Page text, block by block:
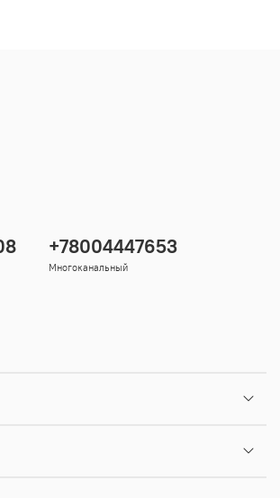
+78004447653
Многоканальный